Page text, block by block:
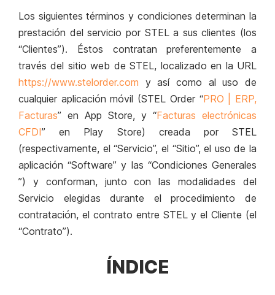
Los siguientes términos y condiciones determinan la
prestación del servicio por STEL a sus clientes (los
“Clientes”). Éstos contratan preferentemente a
través del sitio web de STEL, localizado en la URL
https://www.stelorder.com y así como al uso de
cualquier aplicación móvil (STEL Order “PRO | ERP,
Facturas” en App Store, y “Facturas electrónicas
CFDI” en Play Store) creada por STEL
(respectivamente, el “Servicio”, el “Sitio”, el uso de la
aplicación “Software” y las “Condiciones Generales
”) y conforman, junto con las modalidades del
Servicio elegidas durante el procedimiento de
contratación, el contrato entre STEL y el Cliente (el
“Contrato”).
ÍNDICE